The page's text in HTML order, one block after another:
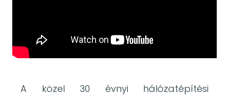
A közel 30 évnyi hálózatépítési